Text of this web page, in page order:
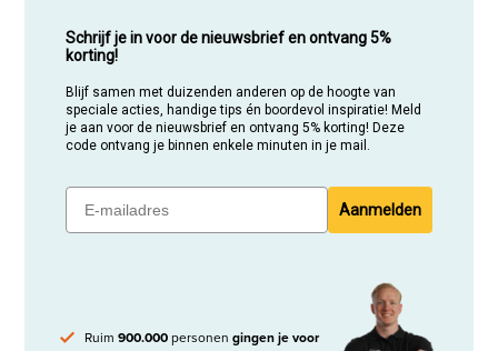
Schrijf je in voor de nieuwsbrief en ontvang 5%
korting!
Blijf samen met duizenden anderen op de hoogte van
speciale acties, handige tips én boordevol inspiratie! Meld
je aan voor de nieuwsbrief en ontvang 5% korting! Deze
code ontvang je binnen enkele minuten in je mail.
Aanmelden
Ruim900.000personengingen je voor